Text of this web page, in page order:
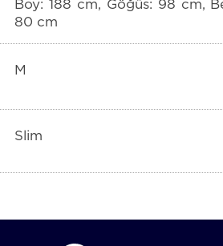
Boy: 188 cm, Göğüs: 98 cm,
80 cm
M
Slim